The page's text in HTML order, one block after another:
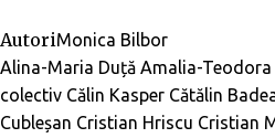
AutoriMonica Bilbor
Alina-Maria Duță Amalia-Teodora
colectiv Călin Kasper Cătălin
Cubleșan Cristian Hriscu Cristian